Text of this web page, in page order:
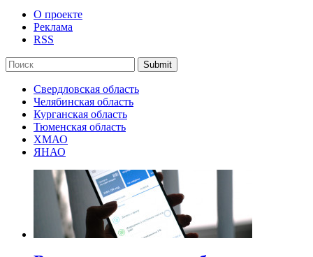
О проекте
Реклама
RSS
Submit
Свердловская область
Челябинская область
Курганская область
Тюменская область
ХМАО
ЯНАО